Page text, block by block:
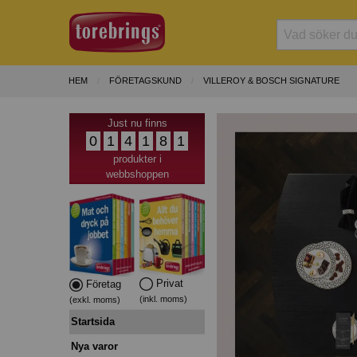
HEM FÖRETAGSKUND VILLEROY & BOSCH SIGNATURE
Just nu finns
0 1 4 1 8 1
produkter i
webbshoppen
Företag
(exkl. moms)
Privat
(inkl. moms)
Startsida
Nya varor